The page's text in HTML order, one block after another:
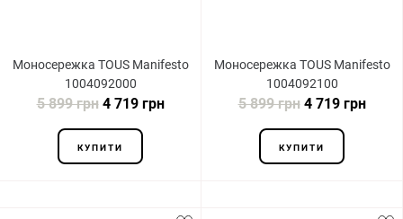
Моносережка TOUS Manifesto
1004092000
5 899 грн4 719 грн
КУПИТИ
Моносережка TOUS Manifesto
1004092100
5 899 грн4 719 грн
КУПИТИ